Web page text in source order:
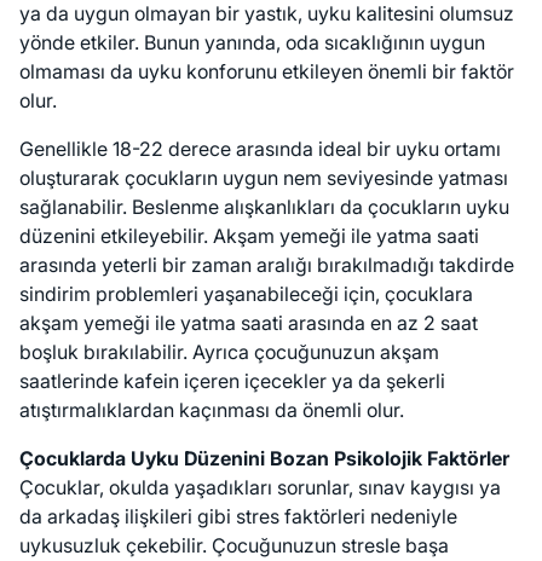
ya da uygun olmayan bir yastık, uyku kalitesini olumsuz
yönde etkiler. Bunun yanında, oda sıcaklığının uygun
olmaması da uyku konforunu etkileyen önemli bir faktör
olur.
Genellikle 18-22 derece arasında ideal bir uyku ortamı
oluşturarak çocukların uygun nem seviyesinde yatması
sağlanabilir. Beslenme alışkanlıkları da çocukların uyku
düzenini etkileyebilir. Akşam yemeği ile yatma saati
arasında yeterli bir zaman aralığı bırakılmadığı takdirde
sindirim problemleri yaşanabileceği için, çocuklara
akşam yemeği ile yatma saati arasında en az 2 saat
boşluk bırakılabilir. Ayrıca çocuğunuzun akşam
saatlerinde kafein içeren içecekler ya da şekerli
atıştırmalıklardan kaçınması da önemli olur.
Çocuklarda Uyku Düzenini Bozan Psikolojik Faktörler
Çocuklar, okulda yaşadıkları sorunlar, sınav kaygısı ya
da arkadaş ilişkileri gibi stres faktörleri nedeniyle
uykusuzluk çekebilir. Çocuğunuzun stresle başa